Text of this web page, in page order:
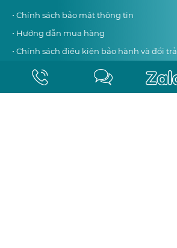
• Chính sách bảo mật thông tin
• Hướng dẫn mua hàng
• Chính sách điều kiện bảo hành và đổi trả
• Chính sách giao hàng tận nơi